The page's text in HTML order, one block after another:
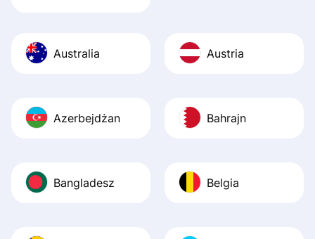
Australia Austria
Azerbejdżan Bahrajn
Bangladesz Belgia